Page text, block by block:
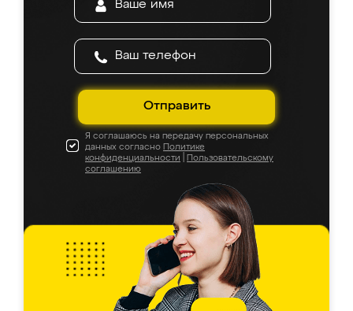
Отправить
Я соглашаюсь на передачу персональных
данных согласно Политике
конфиденциальности
Пользовательскому
соглашению